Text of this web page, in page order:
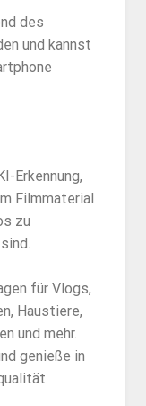
des
und kannst
Erkennung,
Filmmaterial
zu
für Vlogs,
Haustiere,
und mehr.
genieße in